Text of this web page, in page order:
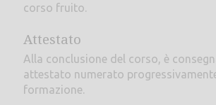
corso fruito.
Attestato
Alla conclusione del corso, è
attestato numerato
formazione.